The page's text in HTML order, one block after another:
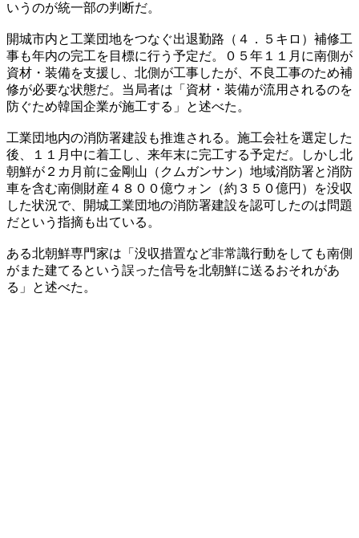
いうのが統一部の判断だ。
開城市内と工業団地をつなぐ出退勤路（４．５キロ）補修工
事も年内の完工を目標に行う予定だ。０５年１１月に南側が
資材・装備を支援し、北側が工事したが、不良工事のため補
修が必要な状態だ。当局者は「資材・装備が流用されるのを
防ぐため韓国企業が施工する」と述べた。
工業団地内の消防署建設も推進される。施工会社を選定した
後、１１月中に着工し、来年末に完工する予定だ。しかし北
朝鮮が２カ月前に金剛山（クムガンサン）地域消防署と消防
車を含む南側財産４８００億ウォン（約３５０億円）を没収
した状況で、開城工業団地の消防署建設を認可したのは問題
だという指摘も出ている。
ある北朝鮮専門家は「没収措置など非常識行動をしても南側
がまた建てるという誤った信号を北朝鮮に送るおそれがあ
る」と述べた。